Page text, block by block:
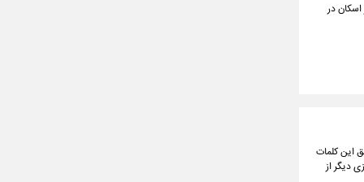
در
این کلمات
دیگر از